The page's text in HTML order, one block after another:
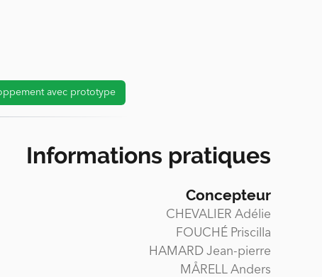
avec prototype
Informations pratiques
Concepteur
CHEVALIER Adélie
FOUCHÉ Priscilla
HAMARD Jean-pierre
MÅRELL Anders